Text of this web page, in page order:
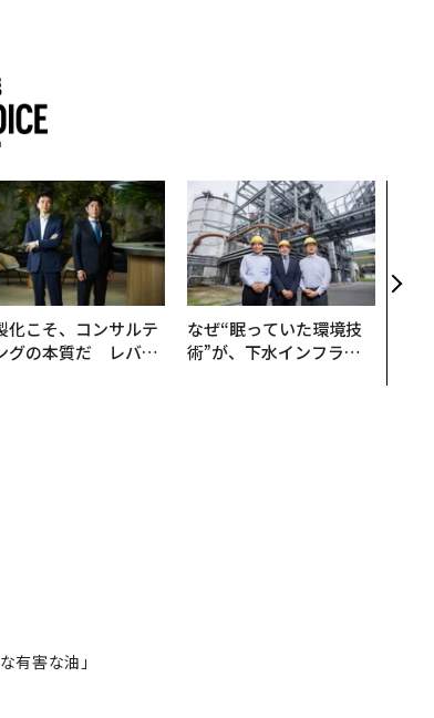
化こそ、コンサルテ
グの本質だ レバレ
なぜ“眠っていた環境技
術”が、下水インフラを
有害な油」